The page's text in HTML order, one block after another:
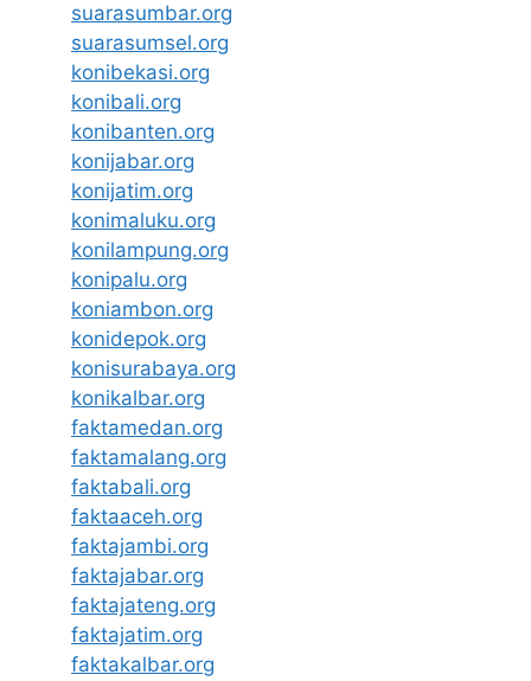
suarasumbar.org
suarasumsel.org
konibekasi.org
konibali.org
konibanten.org
konijabar.org
konijatim.org
konimaluku.org
konilampung.org
konipalu.org
koniambon.org
konidepok.org
konisurabaya.org
konikalbar.org
faktamedan.org
faktamalang.org
faktabali.org
faktaaceh.org
faktajambi.org
faktajabar.org
faktajateng.org
faktajatim.org
faktakalbar.org